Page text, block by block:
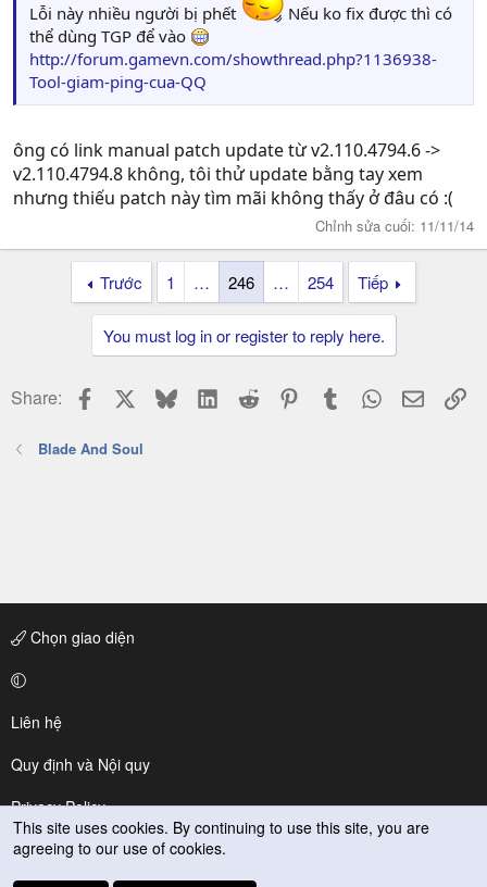
Lỗi này nhiều người bị phết
Nếu ko fix được thì có
thể dùng TGP để vào
http://forum.gamevn.com/showthread.php?1136938-
Tool-giam-ping-cua-QQ
ông có link manual patch update từ v2.110.4794.6 ->
v2.110.4794.8 không, tôi thử update bằng tay xem
nhưng thiếu patch này tìm mãi không thấy ở đâu có :(
Chỉnh sửa cuối: 11/11/14
Trước 1 … 246 … 254 Tiếp
You must log in or register to reply here.
Share: Facebook BlueskyLinkedIn
Reddit PinterestTumblr WhatsApp
Email
Blade And Soul
Chọn giao diện
Liên hệ
Quy định và Nội quy
Privacy Policy
Trợ giúp
This site uses cookies. By continuing to use this site, you are
agreeing to our use of cookies.